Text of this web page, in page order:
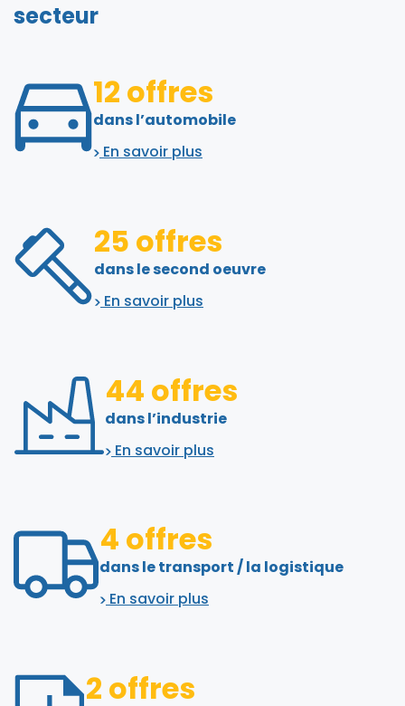
secteur
12 offres
dans l’automobile
En savoir plus
25 offres
dans le second oeuvre
En savoir plus
44 offres
dans l’industrie
En savoir plus
4 offres
dans le transport / la logistique
En savoir plus
2 offres